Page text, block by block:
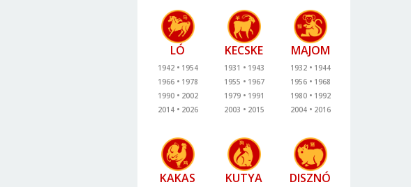
LÓ
1942
1954
1966
1978
1990
2002
2014
2026
KECSKE
1931
1943
1955
1967
1979
1991
2003
2015
MAJOM
1932
1944
1956
1968
1980
1992
2004
2016
KAKAS KUTYA DISZNÓ